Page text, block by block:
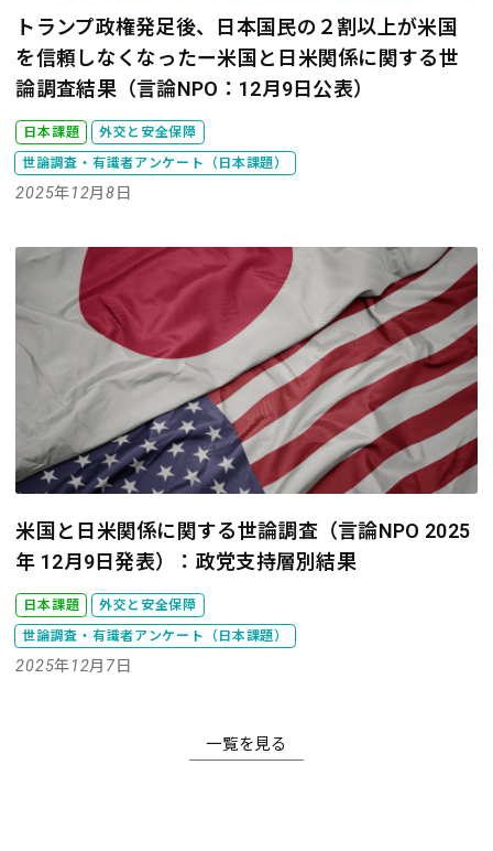
トランプ政権発足後、日本国民の２割以上が米国
を信頼しなくなったー米国と日米関係に関する世
論調査結果（言論NPO：12月9日公表）
日本課題 外交と安全保障
世論調査・有識者アンケート（日本課題）
2025年12月8日
米国と日米関係に関する世論調査（言論NPO 2025
年 12月9日発表）：政党支持層別結果
日本課題 外交と安全保障
世論調査・有識者アンケート（日本課題）
2025年12月7日
一覧を見る